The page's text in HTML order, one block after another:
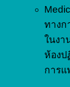
ทางก
ในงา
ห้องป
การแ